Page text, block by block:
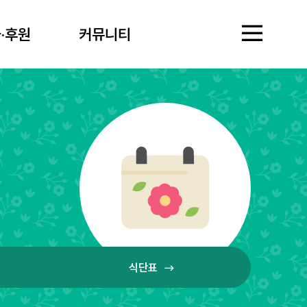
후원
커뮤니티
기관소개 영락경로원은?
영락사회복지재단소
시설개요·현황
찾아오시는길
입소안내 입소조건 입소절차·준비서류 자
서비스안내 생활지원 보건의료 원내
자원봉사
식단표